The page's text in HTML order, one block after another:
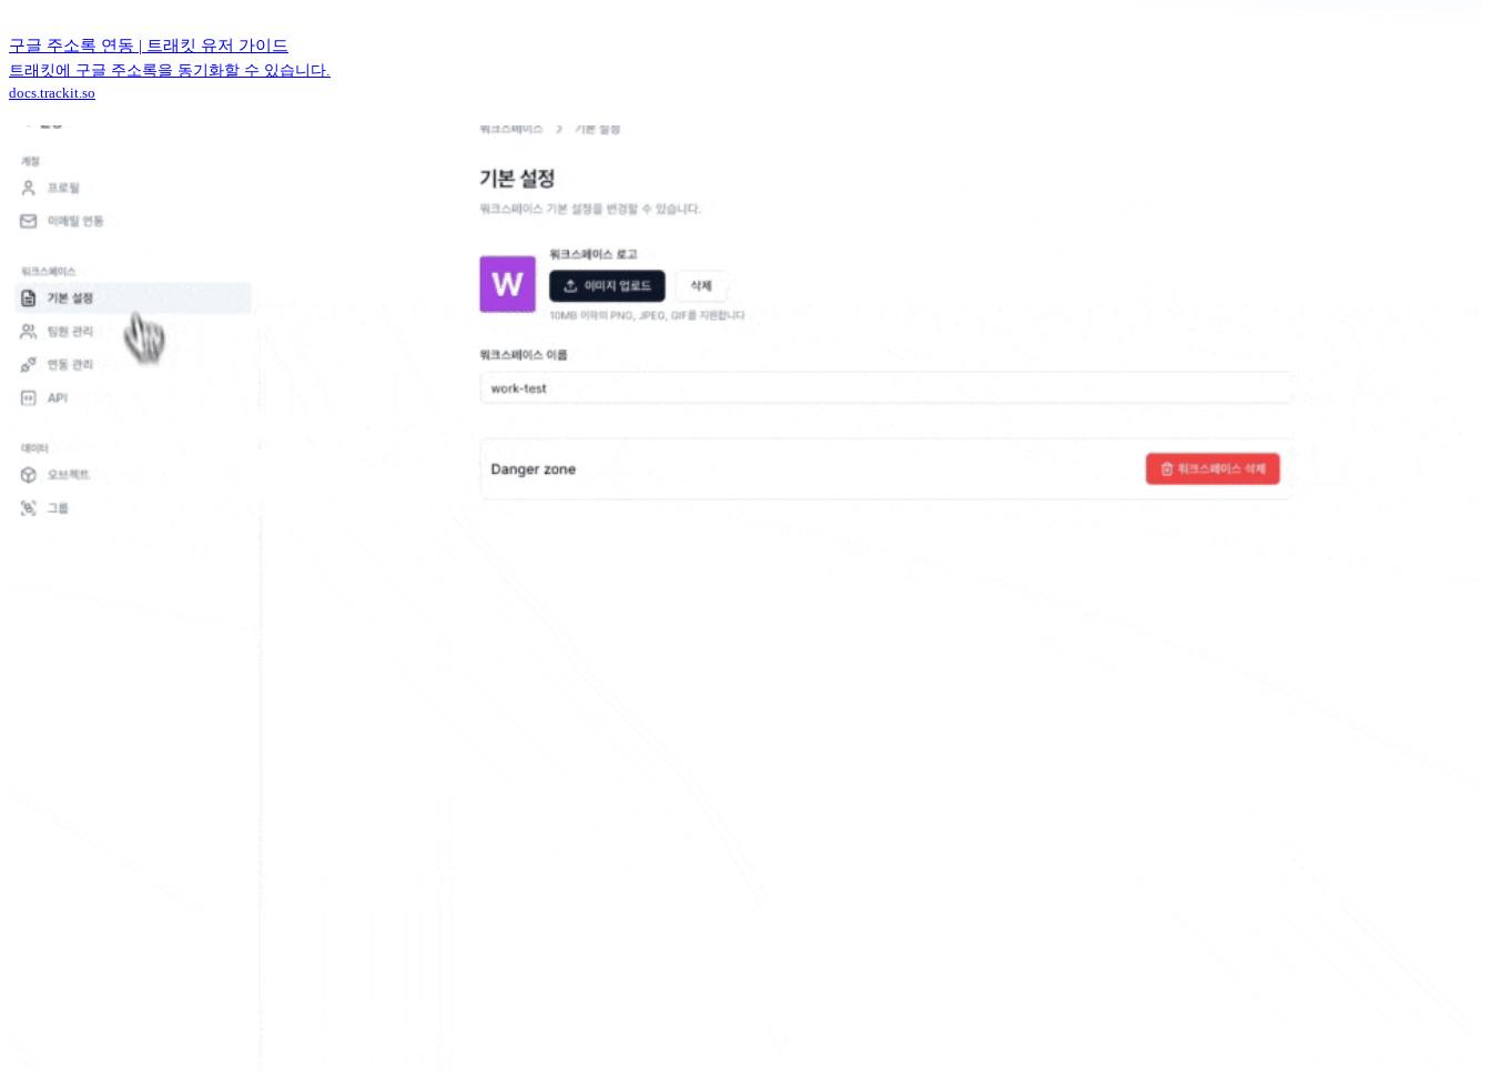
구글 주소록 연동 | 트래킷 유저 가이드
트래킷에 구글 주소록을 동기화할 수 있습니다.
docs.trackit.so